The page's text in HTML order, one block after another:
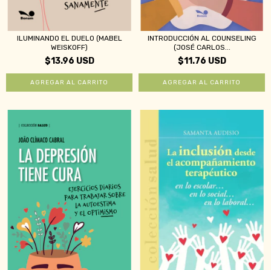
ILUMINANDO EL DUELO (MABEL
WEISKOFF)
$13.96 USD
INTRODUCCIÓN AL COUNSELING
(JOSÉ CARLOS...
$11.76 USD